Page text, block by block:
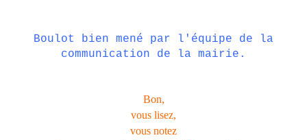
Boulot bien mené par l'équipe de la
communication de la mairie.
Bon,
vous lisez,
vous notez